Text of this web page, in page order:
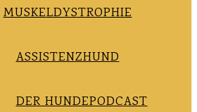
MUSKELDYSTROPHIE
ASSISTENZHUND
DER HUNDEPODCAST